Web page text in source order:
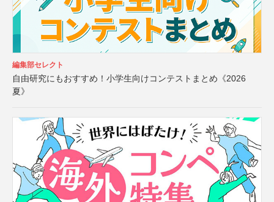
編集部セレクト
自由研究にもおすすめ！小学生向けコンテストまとめ《2026
夏》